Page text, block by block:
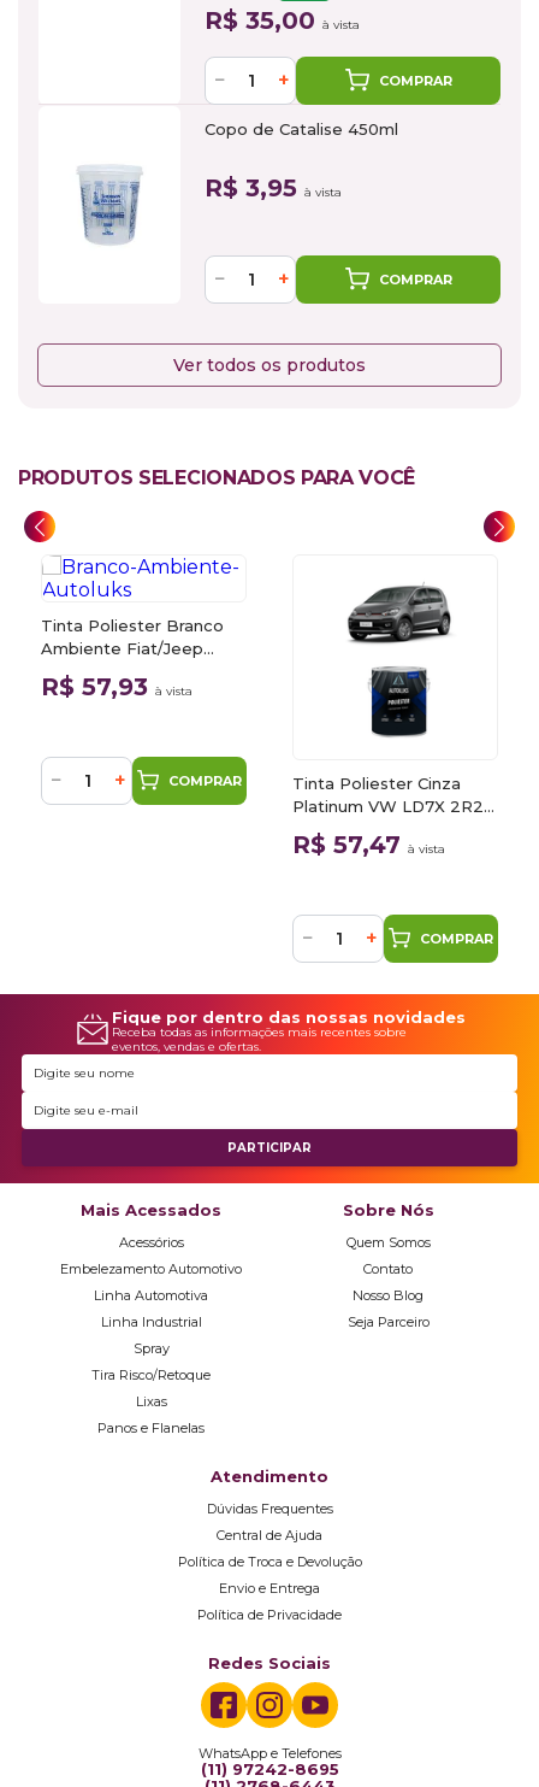
R$ 35,00 à vista
− + COMPRAR
Copo de Catalise 450ml
R$ 3,95 à vista
− + COMPRAR
Ver todos os produtos
PRODUTOS SELECIONADOS PARA VOCÊ
Tinta Poliester Branco
Ambiente Fiat/Jeep
296A 0,9L Autoluks
R$ 57,93 à vista
− + COMPRAR
Tinta Poliester Cinza
Platinum VW LD7X 2R2R
900ml Autoluks
R$ 57,47 à vista
− + COMPRAR
Fique por dentro das nossas novidades
Receba todas as informações mais recentes sobre
eventos, vendas e ofertas.
Mais Acessados
Acessórios
Embelezamento Automotivo
Linha Automotiva
Linha Industrial
Spray
Tira Risco/Retoque
Lixas
Panos e Flanelas
Sobre Nós
Quem Somos
Contato
Nosso Blog
Seja Parceiro
Atendimento
Dúvidas Frequentes
Central de Ajuda
Política de Troca e Devolução
Envio e Entrega
Política de Privacidade
Redes Sociais
WhatsApp e Telefones
(11) 97242-8695